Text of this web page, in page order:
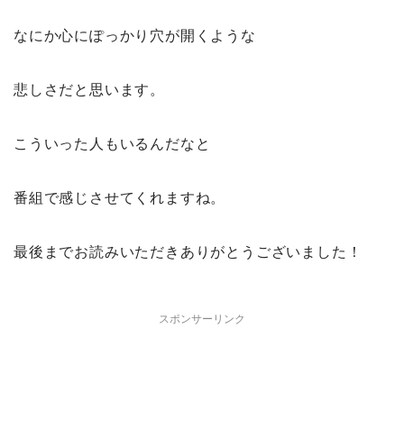
なにか心にぽっかり穴が開くような
悲しさだと思います。
こういった人もいるんだなと
番組で感じさせてくれますね。
最後までお読みいただきありがとうございました！
スポンサーリンク